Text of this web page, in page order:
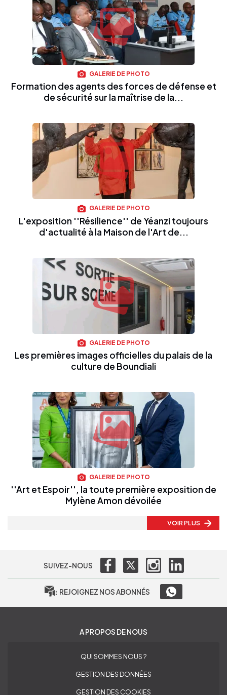
GALERIE DE PHOTO
Formation des agents des forces de défense et
de sécurité sur la maîtrise de la...
GALERIE DE PHOTO
L'exposition ''Résilience'' de Yéanzi toujours
d'actualité à la Maison de l'Art de...
GALERIE DE PHOTO
Les premières images officielles du palais de la
culture de Boundiali
GALERIE DE PHOTO
''Art et Espoir'', la toute première exposition de
Mylène Amon dévoilée
VOIR PLUS
SUIVEZ-NOUS
REJOIGNEZ NOS ABONNÉS
A PROPOS DE NOUS
QUI SOMMES NOUS ?
GESTION DES DONNÉES
GESTION DES COOKIES